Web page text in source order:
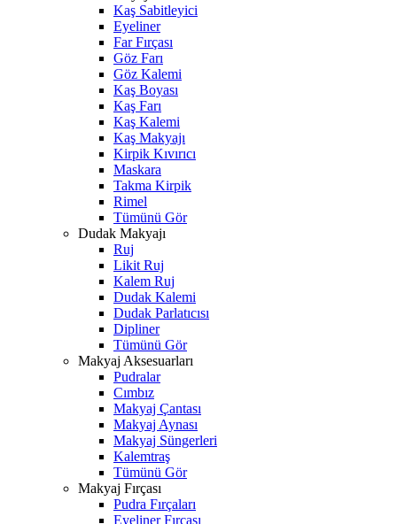
Kaş Sabitleyici
Eyeliner
Far Fırçası
Göz Farı
Göz Kalemi
Kaş Boyası
Kaş Farı
Kaş Kalemi
Kaş Makyajı
Kirpik Kıvırıcı
Maskara
Takma Kirpik
Rimel
Tümünü Gör
Dudak Makyajı
Ruj
Likit Ruj
Kalem Ruj
Dudak Kalemi
Dudak Parlatıcısı
Dipliner
Tümünü Gör
Makyaj Aksesuarları
Pudralar
Cımbız
Makyaj Çantası
Makyaj Aynası
Makyaj Süngerleri
Kalemtraş
Tümünü Gör
Makyaj Fırçası
Pudra Fırçaları
Eyeliner Fırçası